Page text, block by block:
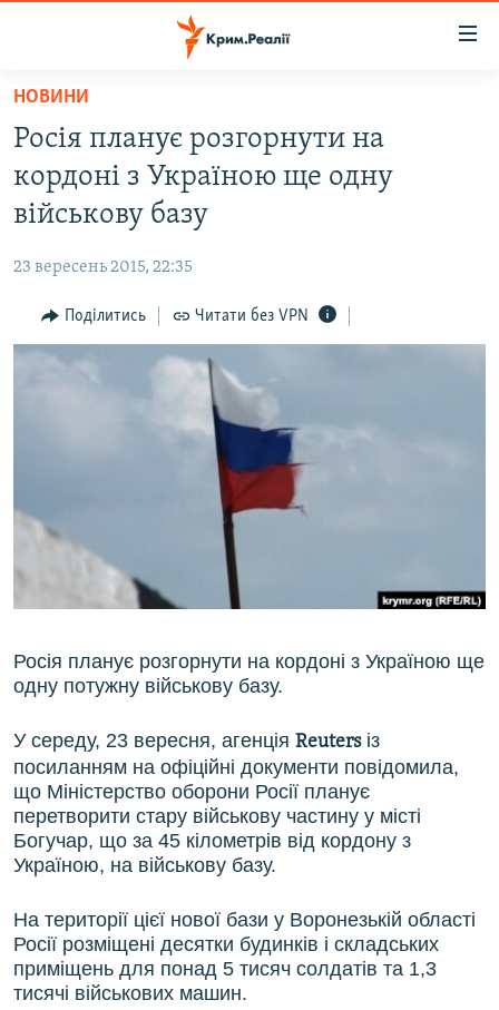
Перейти
основного
матеріалу
Перейти
до
основної
навігації
Перейти
до
пошуку
ВІДЕО ТА ФОТО
БЛОГИ
ПОГЛЯД
ІНТЕРВ'Ю
ВІДЕОУРОКИ «ELIFBE»
СВІДЧЕННЯ ОКУПАЦІЇ
УКРАЇНСЬКА ПРОБЛЕМА КРИМУ
ЯК ОБІЙТИ БЛОКУВАННЯ
Русский
Усі сайти RFE/RL
НОВИНИ
Росія планує розгорнути на
кордоні з Україною ще одну
військову базу
23 вересень 2015, 22:35
Поділитись Читати без VPN
Росія планує розгорнути на кордоні з Україною ще
одну потужну військову базу.
У середу, 23 вересня, агенція Reutersіз
посиланням на офіційні документи повідомила,
що Міністерство оборони Росії планує
перетворити стару військову частину у місті
Богучар, що за 45 кілометрів від кордону з
Україною, на військову базу.
На території цієї нової бази у Воронезькій області
Росії розміщені десятки будинків і складських
приміщень для понад 5 тисяч солдатів та 1,3
тисячі військових машин.